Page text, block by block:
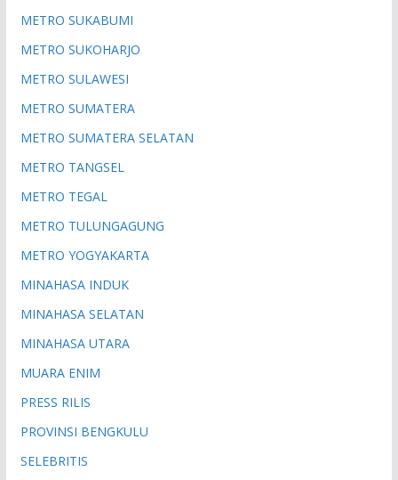
METRO SUKABUMI
METRO SUKOHARJO
METRO SULAWESI
METRO SUMATERA
METRO SUMATERA SELATAN
METRO TANGSEL
METRO TEGAL
METRO TULUNGAGUNG
METRO YOGYAKARTA
MINAHASA INDUK
MINAHASA SELATAN
MINAHASA UTARA
MUARA ENIM
PRESS RILIS
PROVINSI BENGKULU
SELEBRITIS